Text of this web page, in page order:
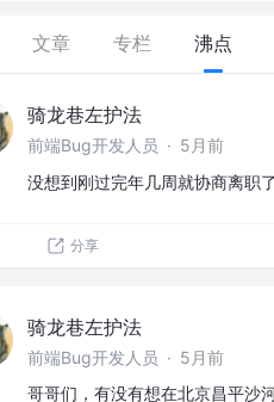
文章 专栏 沸点
骑龙巷左护法
前端Bug开发人员 · 5月前
没想到刚过完年几周就协商离职
分享
骑龙巷左护法
前端Bug开发人员 · 5月前
哥哥们，有没有想在北京昌平沙